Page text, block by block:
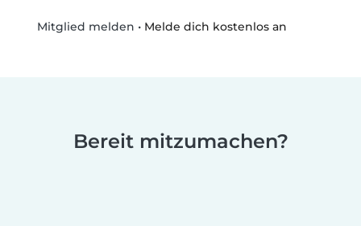
Mitglied melden • Melde dich kostenlos an
Bereit mitzumachen?